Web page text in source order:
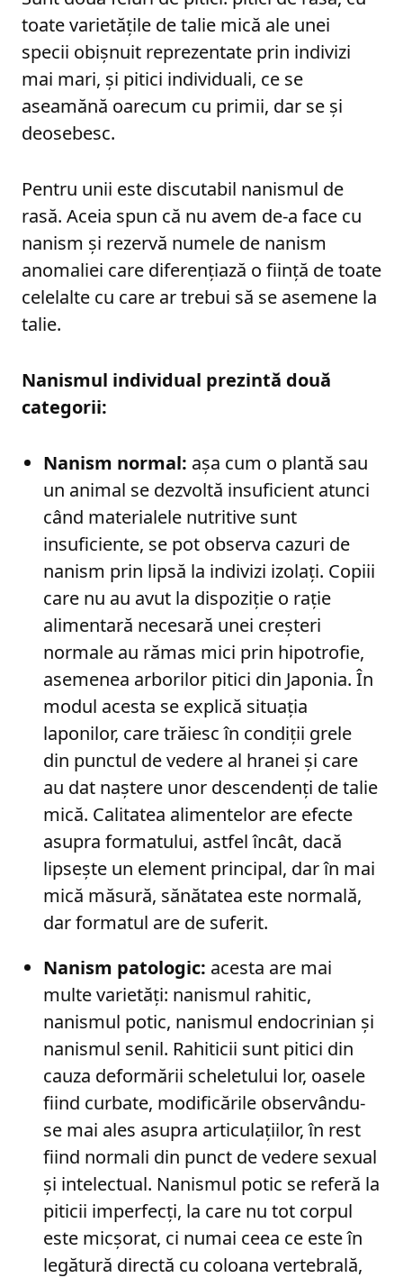
toate varietățile de talie mică ale unei
specii obișnuit reprezentate prin indivizi
mai mari, și pitici individuali, ce se
aseamănă oarecum cu primii, dar se și
deosebesc.
Pentru unii este discutabil nanismul de
rasă. Aceia spun că nu avem de-a face cu
nanism și rezervă numele de nanism
anomaliei care diferențiază o ființă de toate
celelalte cu care ar trebui să se asemene la
talie.
Nanismul individual prezintă două
categorii:
Nanism normal: așa cum o plantă sau
un animal se dezvoltă insuficient atunci
când materialele nutritive sunt
insuficiente, se pot observa cazuri de
nanism prin lipsă la indivizi izolați. Copiii
care nu au avut la dispoziție o rație
alimentară necesară unei creșteri
normale au rămas mici prin hipotrofie,
asemenea arborilor pitici din Japonia. În
modul acesta se explică situația
laponilor, care trăiesc în condiții grele
din punctul de vedere al hranei și care
au dat naștere unor descendenți de talie
mică. Calitatea alimentelor are efecte
asupra formatului, astfel încât, dacă
lipsește un element principal, dar în mai
mică măsură, sănătatea este normală,
dar formatul are de suferit.
Nanism patologic: acesta are mai
multe varietăți: nanismul rahitic,
nanismul potic, nanismul endocrinian și
nanismul senil. Rahiticii sunt pitici din
cauza deformării scheletului lor, oasele
fiind curbate, modificările observându-
se mai ales asupra articulațiilor, în rest
fiind normali din punct de vedere sexual
și intelectual. Nanismul potic se referă la
piticii imperfecți, la care nu tot corpul
este micșorat, ci numai ceea ce este în
legătură directă cu coloana vertebrală,